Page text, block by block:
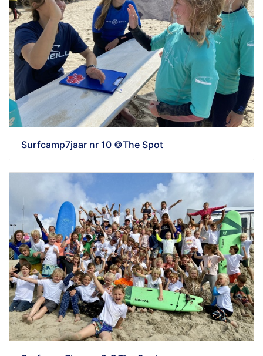
Surfcamp7jaar nr 10 ©The Spot